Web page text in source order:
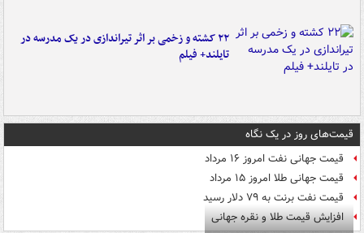
۲۲ کشته و زخمی بر اثر تیراندازی در یک مدرسه در
تایلند+ فیلم
قیمت‌های روز در یک نگاه
قیمت جهانی نفت امروز ۱۶ مرداد
قیمت جهانی طلا امروز ۱۵ مرداد
قیمت نفت برنت به ۷۹ دلار رسید
افزایش قیمت طلا و نقره جهانی